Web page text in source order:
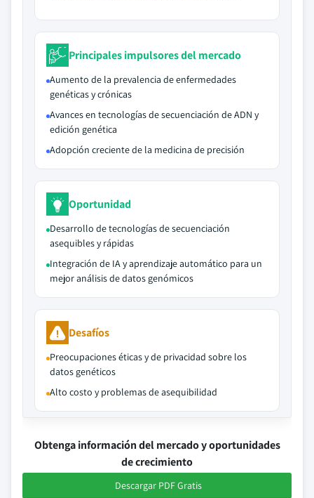
Principales impulsores del mercado
Aumento de la prevalencia de enfermedades
genéticas y crónicas
Avances en tecnologías de secuenciación de ADN y
edición genética
Adopción creciente de la medicina de precisión
Oportunidad
Desarrollo de tecnologías de secuenciación
asequibles y rápidas
Integración de IA y aprendizaje automático para un
mejor análisis de datos genómicos
Desafíos
Preocupaciones éticas y de privacidad sobre los
datos genéticos
Alto costo y problemas de asequibilidad
Obtenga información del mercado y oportunidades
de crecimiento
Descargar PDF Gratis